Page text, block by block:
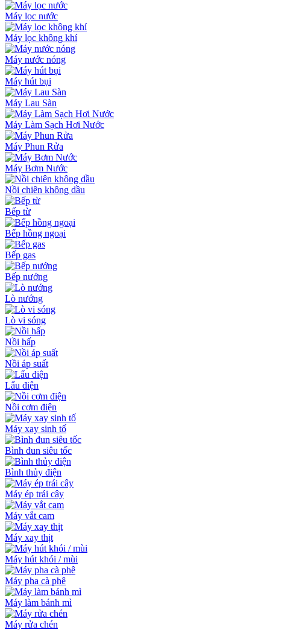
Máy lọc nước
Máy lọc không khí
Máy nước nóng
Máy hút bụi
Máy Lau Sàn
Máy Làm Sạch Hơi Nước
Máy Phun Rửa
Máy Bơm Nước
Nồi chiên không dầu
Bếp từ
Bếp hồng ngoại
Bếp gas
Bếp nướng
Lò nướng
Lò vi sóng
Nồi hấp
Nồi áp suất
Lẩu điện
Nồi cơm điện
Máy xay sinh tố
Bình đun siêu tốc
Bình thủy điện
Máy ép trái cây
Máy vắt cam
Máy xay thịt
Máy hút khói / mùi
Máy pha cà phê
Máy làm bánh mì
Máy rửa chén